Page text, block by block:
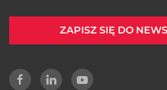
ZAPISZ SIĘ DO